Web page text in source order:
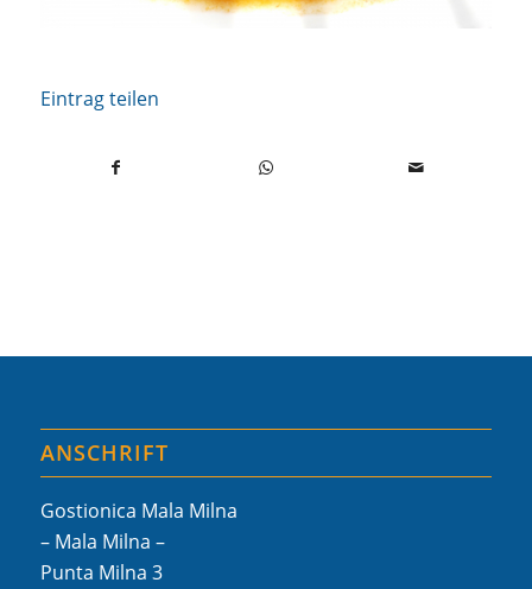
Eintrag teilen
ANSCHRIFT
Gostionica Mala Milna
– Mala Milna –
Punta Milna 3